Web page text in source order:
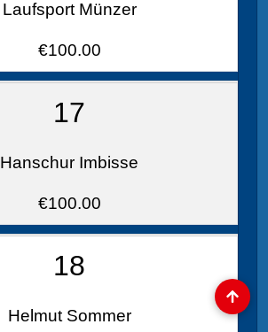
Laufsport Münzer
€100.00
17
Hanschur Imbisse
€100.00
18
Helmut Sommer